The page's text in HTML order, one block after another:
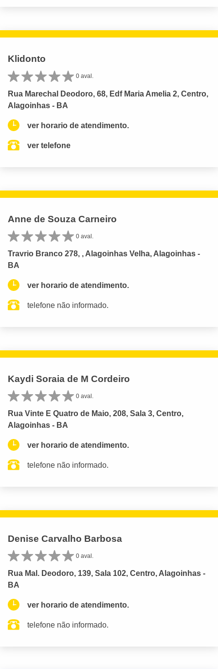
Klidonto
0 aval.
Rua Marechal Deodoro, 68, Edf Maria Amelia 2, Centro,
Alagoinhas - BA
ver horario de atendimento.
ver telefone
Anne de Souza Carneiro
0 aval.
Travrio Branco 278, , Alagoinhas Velha, Alagoinhas -
BA
ver horario de atendimento.
telefone não informado.
Kaydi Soraia de M Cordeiro
0 aval.
Rua Vinte E Quatro de Maio, 208, Sala 3, Centro,
Alagoinhas - BA
ver horario de atendimento.
telefone não informado.
Denise Carvalho Barbosa
0 aval.
Rua Mal. Deodoro, 139, Sala 102, Centro, Alagoinhas -
BA
ver horario de atendimento.
telefone não informado.